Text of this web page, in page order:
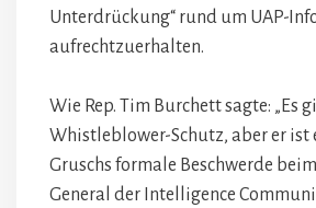
Unterdrückung“ rund um UAP-
aufrechtzuerhalten.
Wie Rep. Tim Burchett sagte: „Es
Whistleblower-Schutz, aber er ist
Gruschs formale Beschwerde
General der Intelligence